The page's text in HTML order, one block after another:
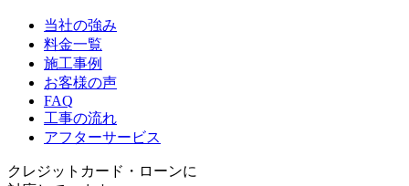
当社の強み
料金一覧
施工事例
お客様の声
FAQ
工事の流れ
アフターサービス
クレジットカード・ローンに